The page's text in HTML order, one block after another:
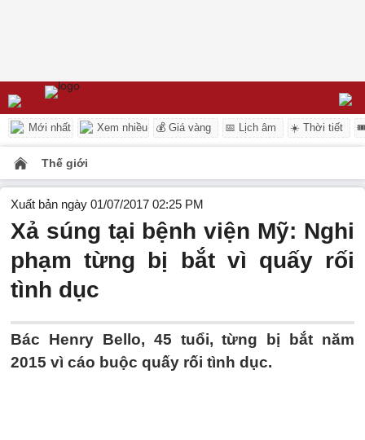
Mới nhất Xem nhiều 💰 Giá vàng 📅 Lịch âm ☀️ Thời tiết
Thế giới
Xuất bản ngày 01/07/2017 02:25 PM
Xả súng tại bệnh viện Mỹ: Nghi
phạm từng bị bắt vì quấy rối
tình dục
Bác Henry Bello, 45 tuổi, từng bị bắt năm
2015 vì cáo buộc quấy rối tình dục.